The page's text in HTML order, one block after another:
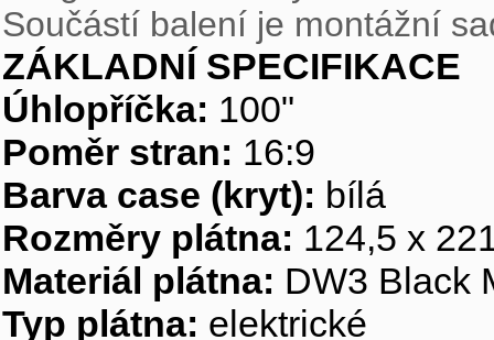
Součástí balení je montážní
ZÁKLADNÍ SPECIFIKACE
Úhlopříčka: 100"
Poměr stran: 16:9
Barva case (kryt): bílá
Rozměry plátna: 124,5 x
Materiál plátna: DW3 Black
Typ plátna: elektrické